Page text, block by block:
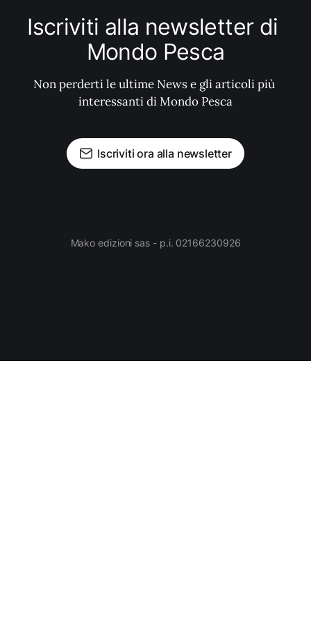
Iscriviti alla newsletter di
Mondo Pesca
Non perderti le ultime News e gli articoli più
interessanti di Mondo Pesca
Iscriviti ora alla newsletter
Mako edizioni sas - p.i. 02166230926